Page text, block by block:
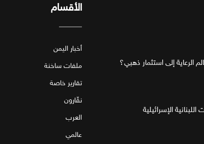
الإسرائيلية
الأقسام
أخبار اليمن
ملفات ساخنة
تقارير خاصة
نقّارون
العرب
عالمي